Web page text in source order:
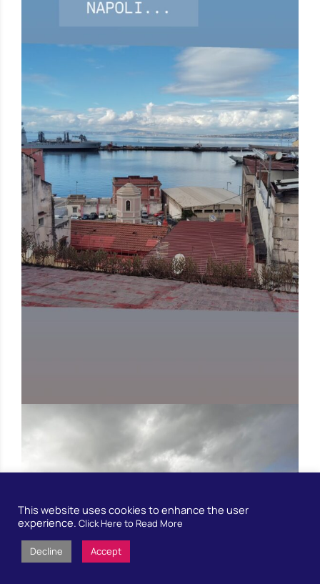
This website uses cookies to enhance the user
experience. Click Here to Read More
Decline Accept